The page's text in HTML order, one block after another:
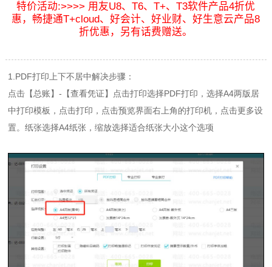
特价活动:>>>> 用友U8、T6、T+、T3软件产品4折优
惠，畅捷通T+cloud、好会计、好业财、好生意云产品8
折优惠，另有话费赠送。
1.PDF打印上下不居中解决步骤：
点击【总账】-【查看凭证】点击打印选择PDF打印，选择A4两版居
中打印模板，点击打印，点击预览界面右上角的打印机，点击更多设
置。纸张选择A4纸张，缩放选择适合纸张大小这个选项